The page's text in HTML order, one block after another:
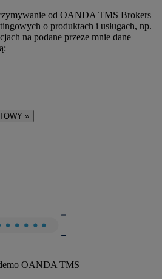
od OANDA TMS Brokers
o produktach i usługach, np.
na podane przeze mnie dane
»
OANDA TMS